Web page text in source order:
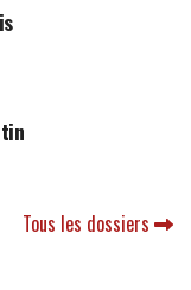
Tous les dossiers